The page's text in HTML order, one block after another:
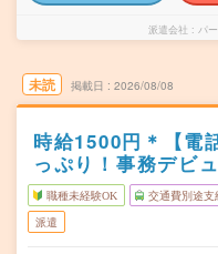
派遣会社 パ
未読 掲載日 2026/08/08
時給1500円＊【電
っぷり！事務デビ
職種未経験OK 交通費別途支
派遣